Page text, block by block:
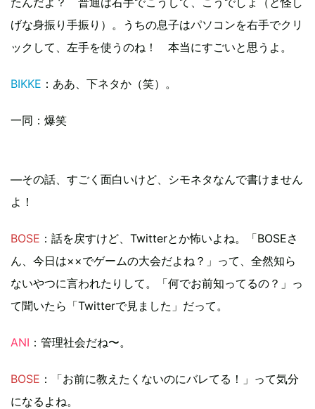
げな身振り手振り）。うちの息子はパソコンを右手でクリ
ックして、左手を使うのね！ 本当にすごいと思うよ。
BIKKE ：ああ、下ネタか（笑）。
一同 ：爆笑
―その話、すごく面白いけど、シモネタなんで書けません
よ！
BOSE ：話を戻すけど、Twitterとか怖いよね。「BOSEさ
ん、今日は××でゲームの大会だよね？」って、全然知ら
ないやつに言われたりして。「何でお前知ってるの？」っ
て聞いたら「Twitterで見ました」だって。
ANI ：管理社会だね〜。
BOSE ：「お前に教えたくないのにバレてる！」って気分
になるよね。